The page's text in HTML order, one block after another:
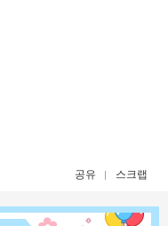
공유 스크랩